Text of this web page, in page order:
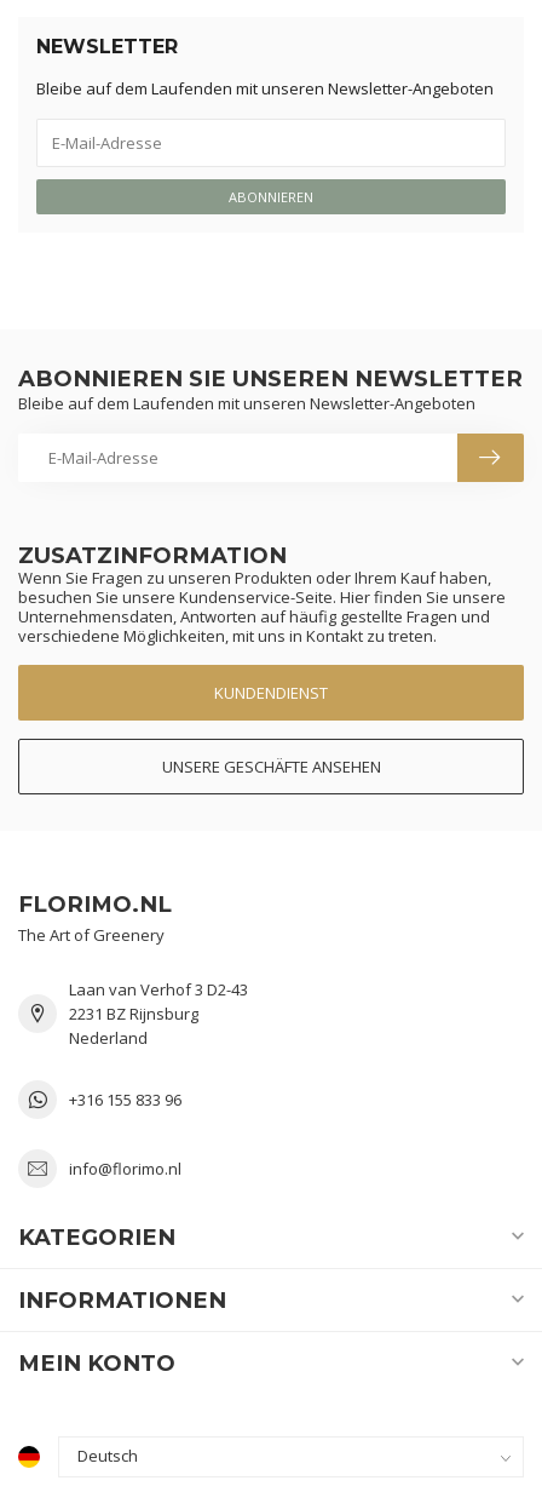
NEWSLETTER
Bleibe auf dem Laufenden mit unseren Newsletter-Angeboten
ABONNIEREN
ZUSATZINFORMATION
Wenn Sie Fragen zu unseren Produkten oder Ihrem Kauf haben,
besuchen Sie unsere Kundenservice-Seite. Hier finden Sie unsere
Unternehmensdaten, Antworten auf häufig gestellte Fragen und
verschiedene Möglichkeiten, mit uns in Kontakt zu treten.
KUNDENDIENST
UNSERE GESCHÄFTE ANSEHEN
ABONNIEREN SIE UNSEREN NEWSLETTER
Bleibe auf dem Laufenden mit unseren Newsletter-Angeboten
FLORIMO.NL
The Art of Greenery
Laan van Verhof 3 D2-43
2231 BZ Rijnsburg
Nederland
+316 155 833 96
info@florimo.nl
KATEGORIEN
INFORMATIONEN
MEIN KONTO